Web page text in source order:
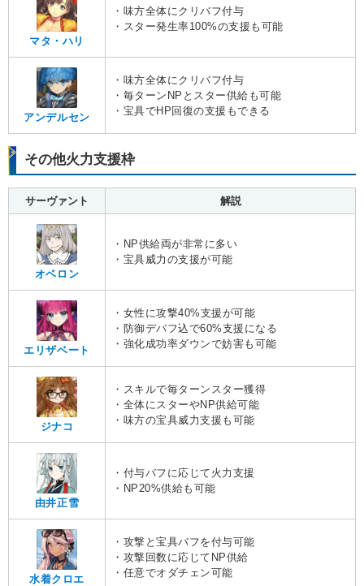
マタ・ハリ
・味方全体にクリバフ付与
・スター発生率100%の支援も可能
アンデルセン
・味方全体にクリバフ付与
・毎ターンNPとスター供給も可能
・宝具でHP回復の支援もできる
その他火力支援枠
サーヴァント 解説
オベロン
・NP供給両が非常に多い
・宝具威力の支援が可能
エリザベート
・女性に攻撃40%支援が可能
・防御デバフ込で60%支援になる
・強化成功率ダウンで妨害も可能
ジナコ
・スキルで毎ターンスター獲得
・全体にスターやNP供給可能
・味方の宝具威力支援も可能
由井正雪
・付与バフに応じて火力支援
・NP20%供給も可能
水着クロエ
・攻撃と宝具バフを付与可能
・攻撃回数に応じてNP供給
・任意でオダチェン可能